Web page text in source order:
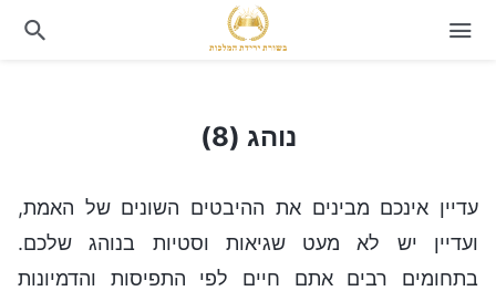
נוהג (8)
נוהג (8)
עדיין אינכם מבינים את ההיבטים השונים של האמת,
ועדיין יש לא מעט שגיאות וסטיות בנוהג שלכם.
בתחומים רבים אתם חיים לפי התפיסות והדמיונות